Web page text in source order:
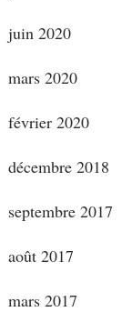
juin 2020
mars 2020
février 2020
décembre 2018
septembre 2017
août 2017
mars 2017